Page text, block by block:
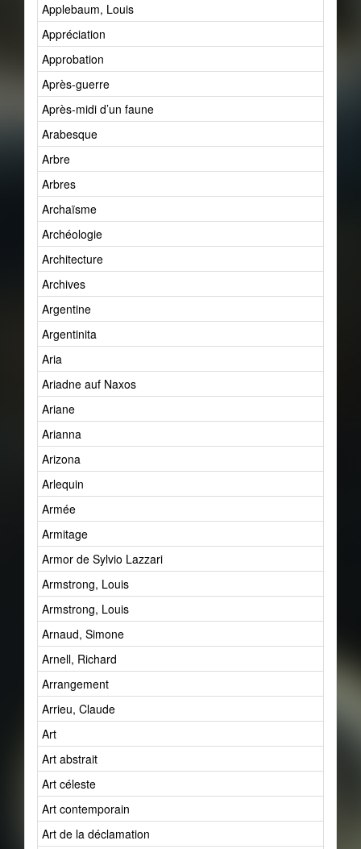
Applebaum, Louis
Appréciation
Approbation
Après-guerre
Après-midi d’un faune
Arabesque
Arbre
Arbres
Archaïsme
Archéologie
Architecture
Archives
Argentine
Argentinita
Aria
Ariadne auf Naxos
Ariane
Arianna
Arizona
Arlequin
Armée
Armitage
Armor de Sylvio Lazzari
Armstrong, Louis
Armstrong, Louis
Arnaud, Simone
Arnell, Richard
Arrangement
Arrieu, Claude
Art
Art abstrait
Art céleste
Art contemporain
Art de la déclamation